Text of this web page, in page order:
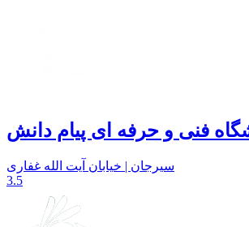
فنی و حرفه ای پیام دانش
سیرجان | خیابان آیت الله غفاری
3.5